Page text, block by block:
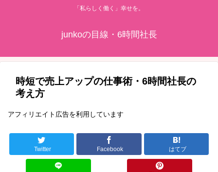
「私らしく働く」幸せを。
junkoの目線・6時間社長
時短で売上アップの仕事術・6時間社長の
考え方
アフィリエイト広告を利用しています
Twitter Facebook はてブ